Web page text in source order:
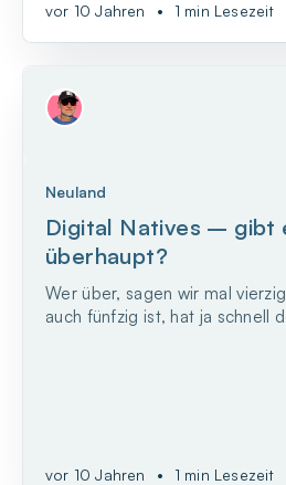
Probleme auf einmal.
glorreiche Erfindung dabei,
vor 10 Jahren • 1 min Lesezeit
Neuland
Digital Natives – gibt
überhaupt?
Wer über, sagen wir mal
auch fünfzig ist, hat ja schnell
vor 10 Jahren • 1 min Lesezeit